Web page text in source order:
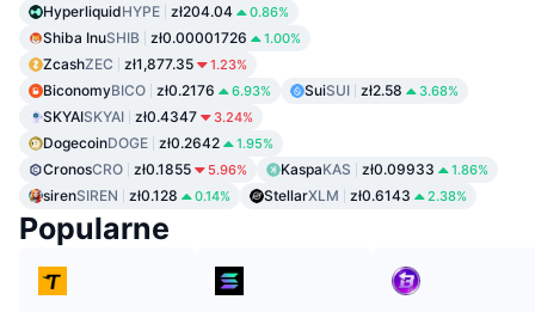
HyperliquidHYPE zł204.04 0.86%
Shiba InuSHIB zł0.00001726 1.00%
ZcashZEC zł1,877.35 1.23%
BiconomyBICO zł0.2176 6.93% SuiSUI zł2.58 3.68%
SKYAISKYAI zł0.4347 3.24%
DogecoinDOGE zł0.2642 1.95%
CronosCRO zł0.1855 5.96% KaspaKAS zł0.09933 1.86%
sirenSIREN zł0.128 0.14% StellarXLM zł0.6143 2.38%
Popularne